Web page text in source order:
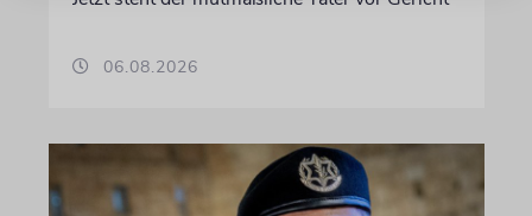
06.08.2026